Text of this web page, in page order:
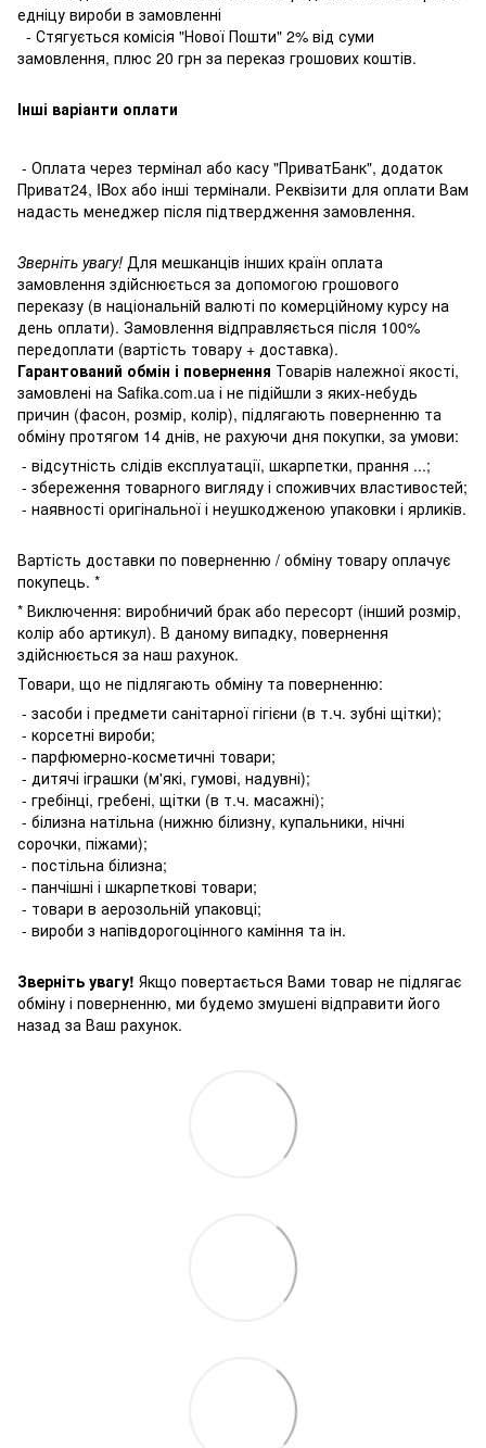
едніцу вироби в замовленні
- Стягується комісія "Нової Пошти" 2% від суми
замовлення, плюс 20 грн за переказ грошових коштів.
Інші варіанти оплати
- Оплата через термінал або касу "ПриватБанк", додаток
Приват24, IBox або інші термінали. Реквізити для оплати Вам
надасть менеджер після підтвердження замовлення.
Зверніть увагу! Для мешканців інших країн оплата
замовлення здійснюється за допомогою грошового
переказу (в національній валюті по комерційному курсу на
день оплати). Замовлення відправляється після 100%
передоплати (вартість товару + доставка).
Гарантований обмін і повернення Товарів належної якості,
замовлені на Safika.com.ua і не підійшли з яких-небудь
причин (фасон, розмір, колір), підлягають поверненню та
обміну протягом 14 днів, не рахуючи дня покупки, за умови:
- відсутність слідів експлуатації, шкарпетки, прання ...;
- збереження товарного вигляду і споживчих властивостей;
- наявності оригінальної і неушкодженою упаковки і ярликів.
Вартість доставки по поверненню / обміну товару оплачує
покупець. *
* Виключення: виробничий брак або пересорт (інший розмір,
колір або артикул). В даному випадку, повернення
здійснюється за наш рахунок.
Товари, що не підлягають обміну та поверненню:
- засоби і предмети санітарної гігієни (в т.ч. зубні щітки);
- корсетні вироби;
- парфюмерно-косметичні товари;
- дитячі іграшки (м'які, гумові, надувні);
- гребінці, гребені, щітки (в т.ч. масажні);
- білизна натільна (нижню білизну, купальники, нічні
сорочки, піжами);
- постільна білизна;
- панчішні і шкарпеткові товари;
- товари в аерозольній упаковці;
- вироби з напівдорогоцінного каміння та ін.
Зверніть увагу! Якщо повертається Вами товар не підлягає
обміну і поверненню, ми будемо змушені відправити його
назад за Ваш рахунок.